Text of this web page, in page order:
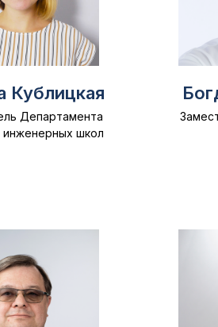
Кублицкая
Департамента
школ